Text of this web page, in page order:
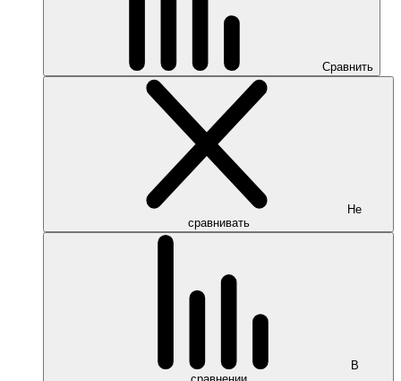
Сравнить
Не
сравнивать
В